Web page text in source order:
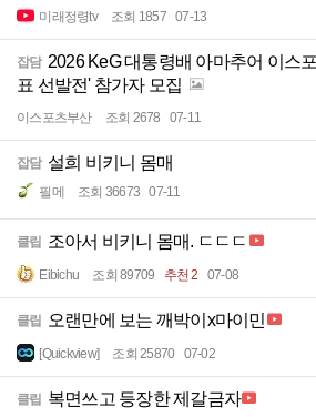
미래정령tv 조회 1857 07-13
잡담 2026 KeG 대통령배 아마추어 이스
표 선발전' 참가자 모집
이스포츠부산 조회 2678 07-11
잡담 설희 비키니 몸매
필메 조회 36673 07-11
클립 조아서 비키니 몸매. ㄷㄷㄷ
Eibichu 조회 89709 추천 2 07-08
클립 오랜만에 보는 깨박이x마이민
[Quickview] 조회 25870 07-02
클립 복면쓰고 등장한 제갈금자